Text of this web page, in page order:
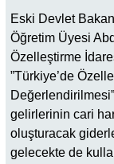
Eski Devlet
Öğretim Üyesi
Özelleştirme
”Türkiye’de
gelirlerinin cari
oluşturacak
gelecekte de